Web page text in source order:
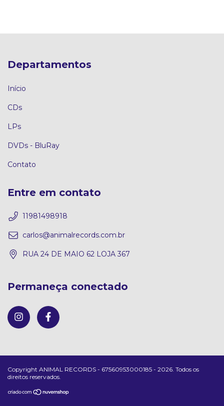
Departamentos
Início
CDs
LPs
DVDs - BluRay
Contato
Entre em contato
11981498918
carlos@animalrecords.com.br
RUA 24 DE MAIO 62 LOJA 367
Permaneça conectado
Copyright ANIMAL RECORDS - 67560953000185 - 2026. Todos os
direitos reservados.